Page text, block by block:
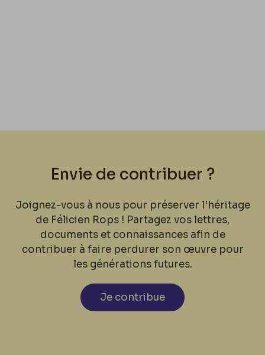
Envie de contribuer ?
Joignez-vous à nous pour préserver l'héritage
de Félicien Rops ! Partagez vos lettres,
documents et connaissances afin de
contribuer à faire perdurer son œuvre pour
les générations futures.
Je contribue